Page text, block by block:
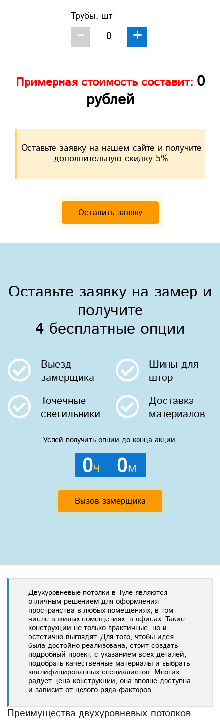
Трубы, шт
− +
Примерная стоимость составит: 0
рублей
Оставьте заявку на нашем сайте и получите
дополнительную скидку 5%
Оставить заявку
Оставьте заявку на замер и
получите
4 бесплатные опции
Выезд
замерщика
Шины для
штор
Точечные
светильники
Доставка
материалов
Успей получить опции до конца акции:
0ч 0м
Вызов замерщика
Двухуровневые потолки в Туле являются
отличным решением для оформления
пространства в любых помещениях, в том
числе в жилых помещениях, в офисах. Такие
конструкции не только практичные, но и
эстетично выглядят. Для того, чтобы идея
была достойно реализована, стоит создать
подробный проект, с указанием всех деталей,
подобрать качественные материалы и выбрать
квалифицированных специалистов. Многих
радует цена конструкции, она вполне доступна
и зависит от целого ряда факторов.
Преимущества двухуровневых потолков